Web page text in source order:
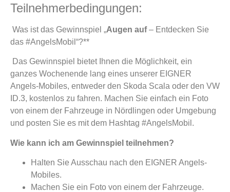
Teilnehmerbedingungen:
Was ist das Gewinnspiel „Augen auf– Entdecken Sie
das #AngelsMobil“?**
Das Gewinnspiel bietet Ihnen die Möglichkeit, ein
ganzes Wochenende lang eines unserer EIGNER
Angels-Mobiles, entweder den Skoda Scala oder den VW
ID.3, kostenlos zu fahren. Machen Sie einfach ein Foto
von einem der Fahrzeuge in Nördlingen oder Umgebung
und posten Sie es mit dem Hashtag #AngelsMobil.
Wie kann ich am Gewinnspiel teilnehmen?
Halten Sie Ausschau nach den EIGNER Angels-
Mobiles.
Machen Sie ein Foto von einem der Fahrzeuge.